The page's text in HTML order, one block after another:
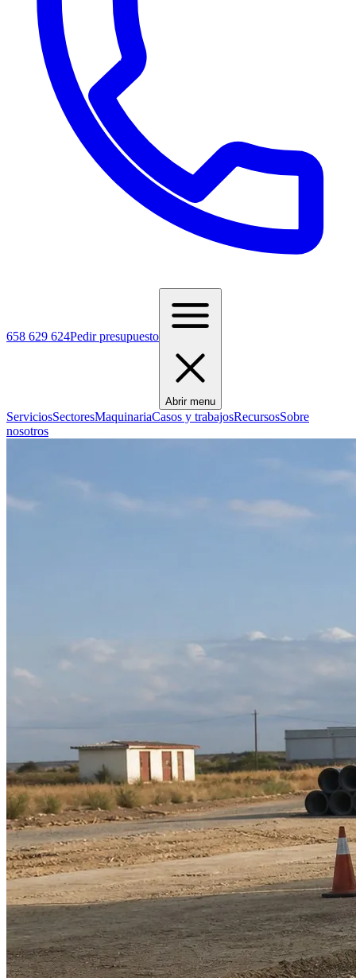
658 629 624Pedir presupuesto
Abrir menu
ServiciosSectoresMaquinariaCasos y trabajosRecursosSobre
nosotros